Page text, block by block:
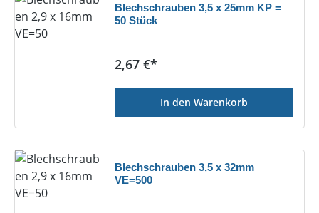
Blechschrauben 3,5 x 25mm KP =
50 Stück
Regulärer Preis:
2,67 €*
In den Warenkorb
Blechschrauben 3,5 x 32mm
VE=500